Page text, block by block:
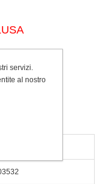
servizi.
al nostro